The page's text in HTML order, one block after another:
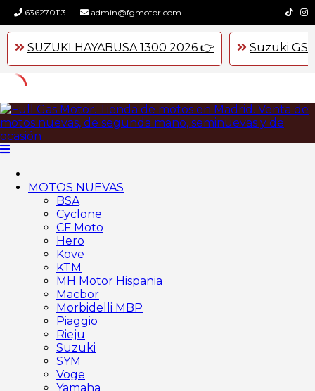
636270113 admin@fgmotor.com
SUZUKI HAYABUSA 1300 2026 👉 Suzuki
Skip
to
content
MOTOS NUEVAS
BSA
Cyclone
CF Moto
Hero
Kove
KTM
MH Motor Hispania
Macbor
Morbidelli MBP
Piaggio
Rieju
Suzuki
SYM
Voge
Yamaha